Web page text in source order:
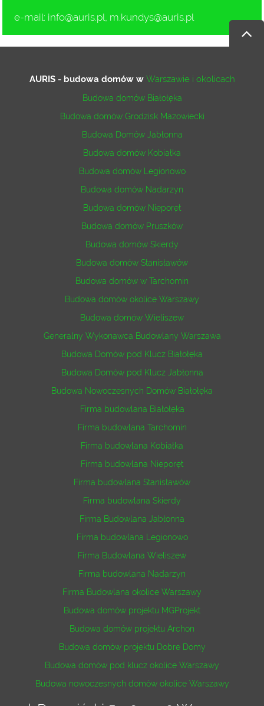
e-mail: info@auris.pl m.kundys@auris.pl
AURIS - budowa domóww Warszawie i okolicach
Budowa domów Białołęka
Budowa domów Grodzisk Mazowiecki
Budowa Domów Jabłonna
Budowa domów Kobiałka
Budowa domów Legionowo
Budowa domów Nadarzyn
Budowa domów Nieporęt
Budowa domów Pruszków
Budowa domów Skierdy
Budowa domów Stanisławów
Budowa domów w Tarchomin
Budowa domów okolice Warszawy
Budowa domów Wieliszew
Generalny Wykonawca Budowlany Warszawa
Budowa Domów pod Klucz Białołęka
Budowa Domów pod Klucz Jabłonna
Budowa Nowoczesnych Domów Białołęka
Firma budowlana Białołęka
Firma budowlana Tarchomin
Firma budowlana Kobiałka
Firma budowlana Nieporęt
Firma budowlana Stanisławów
Firma budowlana Skierdy
Firma Budowlana Jabłonna
Firma budowlana Legionowo
Firma Budowlana Wieliszew
Firma budowlana Nadarzyn
Firma Budowlana okolice Warszawy
Budowa domów projektu MGProjekt
Budowa domów projektu Archon
Budowa domów projektu Dobre Domy
Budowa domów pod klucz okolice Warszawy
Budowa nowoczesnych domów okolice Warszawy